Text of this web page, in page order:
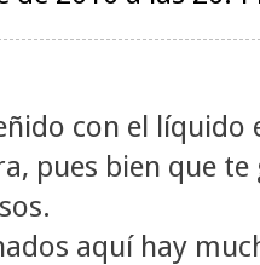
con el
pues bien que
aquí hay